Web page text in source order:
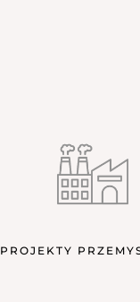
PROJEKTY